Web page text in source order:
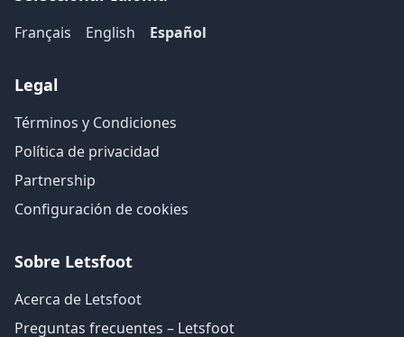
Français English Español
Legal
Términos y Condiciones
Política de privacidad
Partnership
Configuración de cookies
Sobre Letsfoot
Acerca de Letsfoot
Preguntas frecuentes – Letsfoot